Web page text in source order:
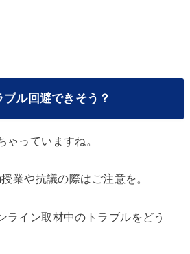
ル回避できそう？
ゃっていますね。
業や抗議の際はご注意を。
ライン取材中のトラブルをどう